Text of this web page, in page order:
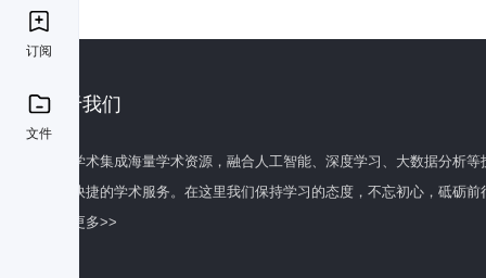
订阅
文件
关于我们
百度学术集成海量学术资源，融合人工智能、深度学习、大数据分析
全面快捷的学术服务。在这里我们保持学习的态度，不忘初心，砥砺前
了解更多>>